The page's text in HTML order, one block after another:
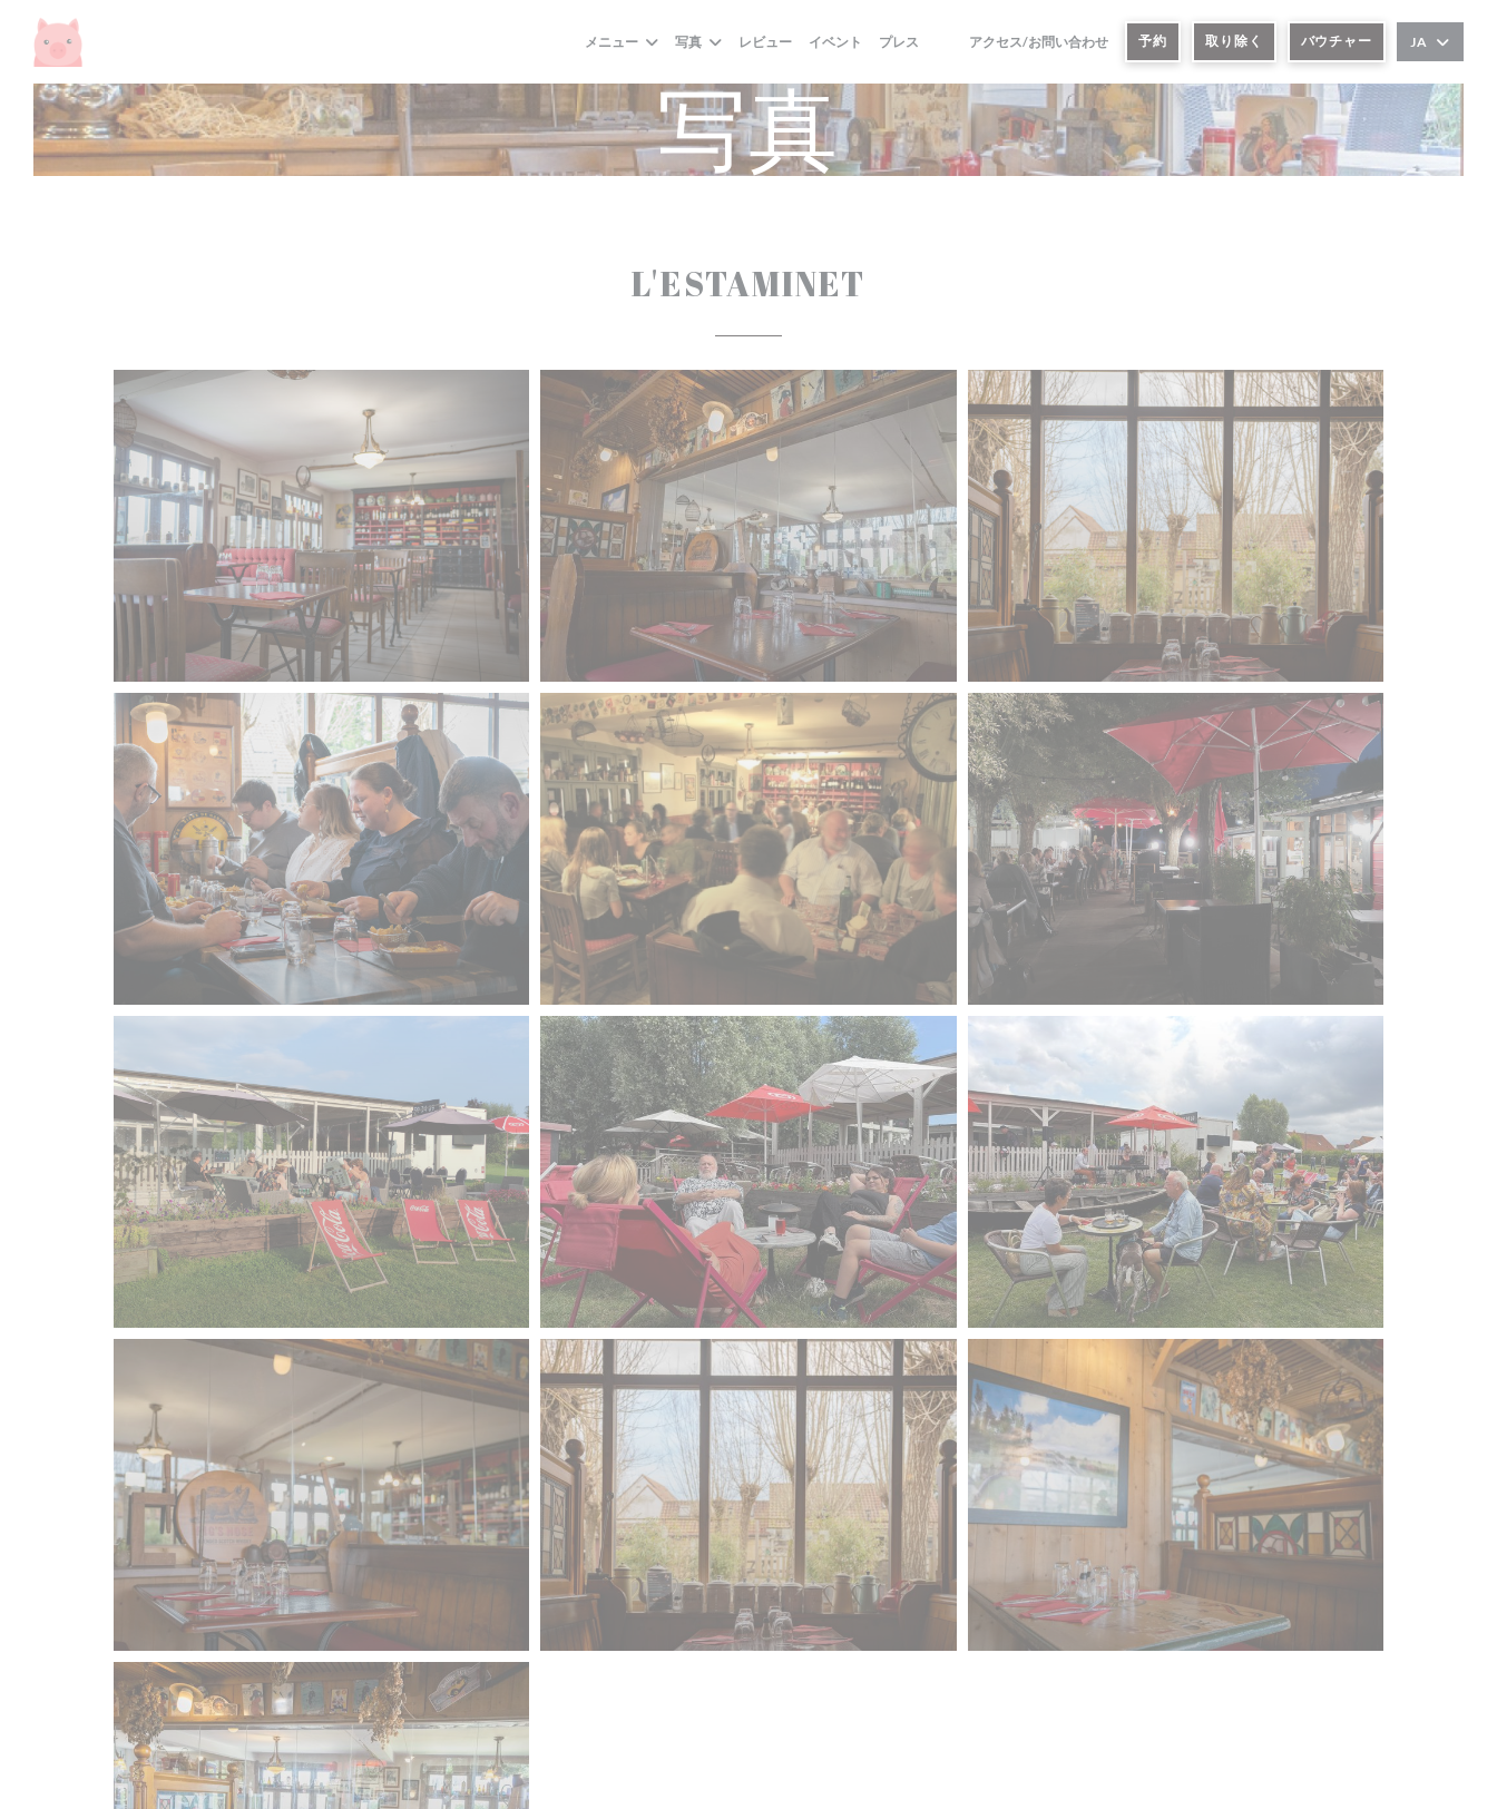
クッキー利用の管理について
メニュー 写真 レビュー イベント プレス
((新しいウィンドウで開きます))
((新しいウィンドウで開きます))
アクセス/お問い合わせ 予約 取り除く バウチャー JA
写真
L'ESTAMINET